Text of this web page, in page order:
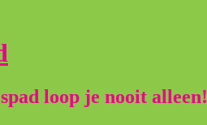
loop je nooit alleen!